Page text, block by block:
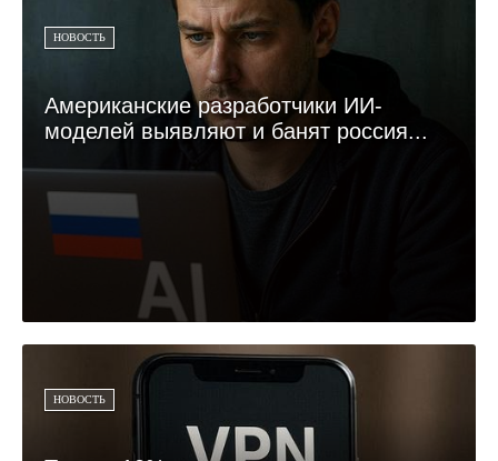
НОВОСТЬ
Американские разработчики ИИ-
моделей выявляют и банят россия...
НОВОСТЬ